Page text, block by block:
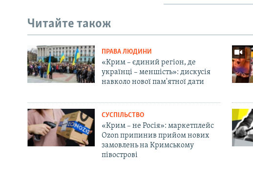
Читайте також
ПРАВА ЛЮДИНИ
«Крим – єдиний регіон, де
українці – меншість»: дискусія
навколо нової пам'ятної дати
СУСПІЛЬСТВО
«Крим – не Росія»: маркетплейс
Ozon припинив прийом нових
замовлень на Кримському
півострові